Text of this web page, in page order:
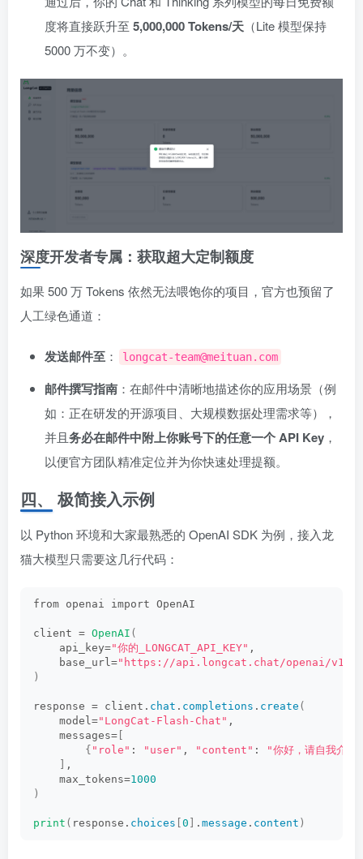
度将直接跃升至 5,000,000 Tokens/天 （Lite 模型保持
5000 万不变）。
深度开发者专属：获取超大定制额度
如果 500 万 Tokens 依然无法喂饱你的项目，官方也预留了
人工绿色通道：
发送邮件至 ： longcat-team@meituan.com
邮件撰写指南 ：在邮件中清晰地描述你的应用场景（例
如：正在研发的开源项目、大规模数据处理需求等），
并且务必在邮件中附上你账号下的任意一个 API Key ，
以便官方团队精准定位并为你快速处理提额。
四、 极简接入示例
以 Python 环境和大家最熟悉的 OpenAI SDK 为例，接入龙
猫大模型只需要这几行代码：
from openai import OpenAI
client = OpenAI (
    api_key=
"你的_LONGCAT_API_KEY" ,
    base_url=
"https://api.longcat.chat/openai/v1"
)
response = client. chat . completions . create (
    model=
"LongCat-Flash-Chat" ,
    messages=
{ "role" : "user" , "content" :
"你好，请自我介绍
,
    max_tokens=
1000
)
print ( response. choices 0 . message . content )